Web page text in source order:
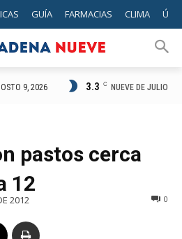
GUÍA FARMACIAS CLIMA
9, 2026 3.3 C NUEVE DE JULIO
pastos cerca
12
2012 0